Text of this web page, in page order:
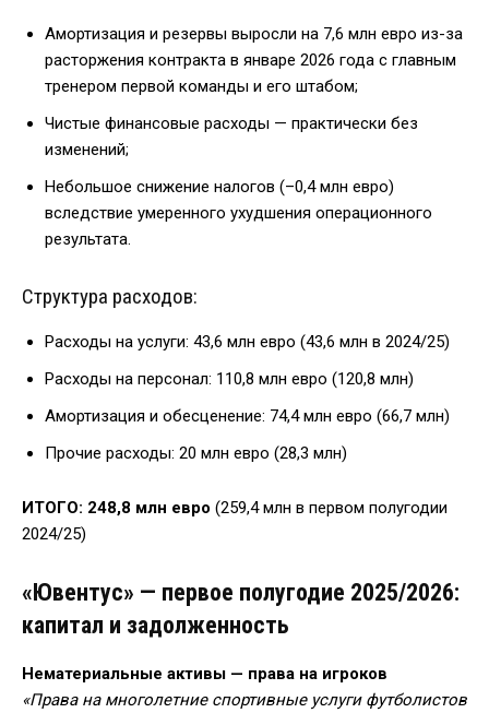
Амортизация и резервы выросли на 7,6 млн евро из-за
расторжения контракта в январе 2026 года с главным
тренером первой команды и его штабом;
Чистые финансовые расходы — практически без
изменений;
Небольшое снижение налогов (–0,4 млн евро)
вследствие умеренного ухудшения операционного
результата.
Структура расходов:
Расходы на услуги: 43,6 млн евро (43,6 млн в 2024/25)
Расходы на персонал: 110,8 млн евро (120,8 млн)
Амортизация и обесценение: 74,4 млн евро (66,7 млн)
Прочие расходы: 20 млн евро (28,3 млн)
ИТОГО: 248,8 млн евро (259,4 млн в первом полугодии
2024/25)
«Ювентус» — первое полугодие 2025/2026:
капитал и задолженность
Нематериальные активы — права на игроков
«Права на многолетние спортивные услуги футболистов